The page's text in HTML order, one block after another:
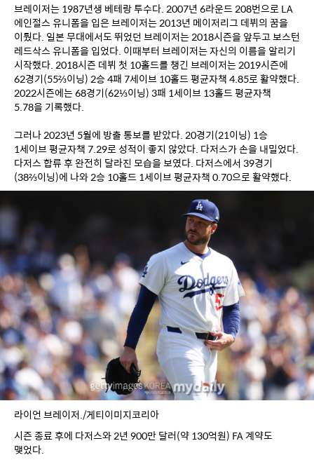
브레이저는 1987년생 베테랑 투수다. 2007년 6라운드 208번으로 LA
에인절스 유니폼을 입은 브레이저는 2013년 메이저리그 데뷔의 꿈을
이뤘다. 일본 무대에서도 뛰었던 브레이저는 2018시즌을 앞두고 보스턴
레드삭스 유니폼을 입었다. 이때부터 브레이저는 자신의 이름을 알리기
시작했다. 2018시즌 데뷔 첫 10홀드를 챙긴 브레이저는 2019시즌에
62경기(55⅔이닝) 2승 4패 7세이브 10홀드 평균자책 4.85로 활약했다.
2022시즌에는 68경기(62⅓이닝) 3패 1세이브 13홀드 평균자책
5.78을 기록했다.
그러나 2023년 5월에 방출 통보를 받았다. 20경기(21이닝) 1승
1세이브 평균자책 7.29로 성적이 좋지 않았다. 다저스가 손을 내밀었다.
다저스 합류 후 완전히 달라진 모습을 보였다. 다저스에서 39경기
(38⅔이닝)에 나와 2승 10홀드 1세이브 평균자책 0.70으로 활약했다.
라이언 브레이저./게티이미지코리아
시즌 종료 후에 다저스와 2년 900만 달러(약 130억원) FA 계약도
맺었다.